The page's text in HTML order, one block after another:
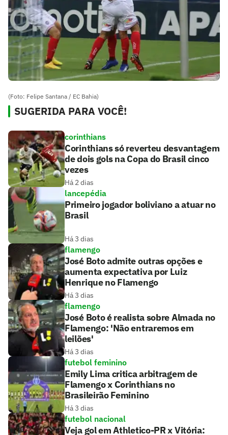
(Foto: Felipe Santana / EC Bahia)
SUGERIDA PARA VOCÊ!
corinthians
Corinthians só reverteu desvantagem
de dois gols na Copa do Brasil cinco
vezes
Há 2 dias
lancepédia
Primeiro jogador boliviano a atuar no
Brasil
Há 3 dias
flamengo
José Boto admite outras opções e
aumenta expectativa por Luiz
Henrique no Flamengo
Há 3 dias
flamengo
José Boto é realista sobre Almada no
Flamengo: 'Não entraremos em
leilões'
Há 3 dias
futebol feminino
Emily Lima critica arbitragem de
Flamengo x Corinthians no
Brasileirão Feminino
Há 3 dias
futebol nacional
Veja gol em Athletico-PR x Vitória: